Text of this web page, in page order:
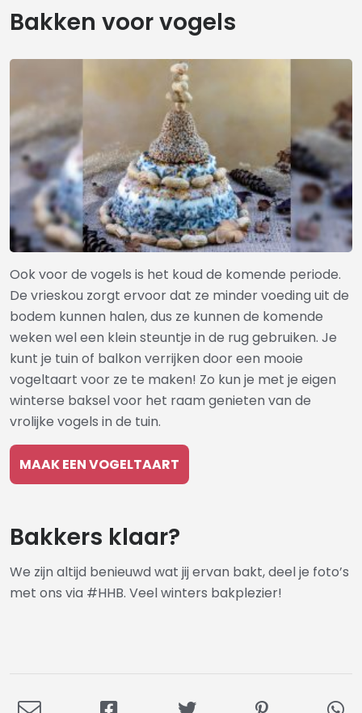
Bakken voor vogels
Ook voor de vogels is het koud de komende periode.
De vrieskou zorgt ervoor dat ze minder voeding uit de
bodem kunnen halen, dus ze kunnen de komende
weken wel een klein steuntje in de rug gebruiken. Je
kunt je tuin of balkon verrijken door een mooie
vogeltaart voor ze te maken! Zo kun je met je eigen
winterse baksel voor het raam genieten van de
vrolijke vogels in de tuin.
MAAK EEN VOGELTAART
Bakkers klaar?
We zijn altijd benieuwd wat jij ervan bakt, deel je foto’s
met ons via #HHB. Veel winters bakplezier!
Deel
Deel